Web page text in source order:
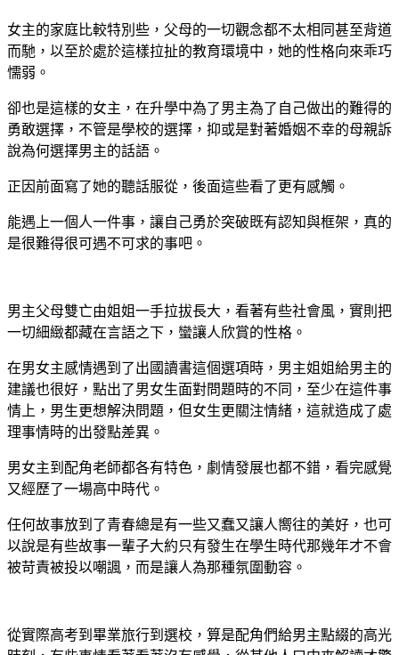
女主的家庭比較特別些，父母的一切觀念都不太相同甚至背道
而馳，以至於處於這樣拉扯的教育環境中，她的性格向來乖巧
懦弱。
卻也是這樣的女主，在升學中為了男主為了自己做出的難得的
勇敢選擇，不管是學校的選擇，抑或是對著婚姻不幸的母親訴
說為何選擇男主的話語。
正因前面寫了她的聽話服從，後面這些看了更有感觸。
能遇上一個人一件事，讓自己勇於突破既有認知與框架，真的
是很難得很可遇不可求的事吧。
男主父母雙亡由姐姐一手拉拔長大，看著有些社會風，實則把
一切細緻都藏在言語之下，蠻讓人欣賞的性格。
在男女主感情遇到了出國讀書這個選項時，男主姐姐給男主的
建議也很好，點出了男女生面對問題時的不同，至少在這件事
情上，男生更想解決問題，但女生更關注情緒，這就造成了處
理事情時的出發點差異。
男女主到配角老師都各有特色，劇情發展也都不錯，看完感覺
又經歷了一場高中時代。
任何故事放到了青春總是有一些又蠢又讓人嚮往的美好，也可
以說是有些故事一輩子大約只有發生在學生時代那幾年才不會
被苛責被投以嘲諷，而是讓人為那種氛圍動容。
從實際高考到畢業旅行到選校，算是配角們給男主點綴的高光